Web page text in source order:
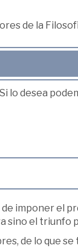
de la
lo desea
imponer el
sino el triunfo
de lo que